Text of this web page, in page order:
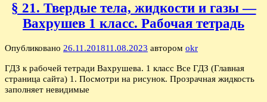
§ 21. Твердые тела, жидкости и газы —
Вахрушев 1 класс. Рабочая тетрадь
Опубликовано 26.11.201811.08.2023 автором okr
ГДЗ к рабочей тетради Вахрушева. 1 класс Все ГДЗ (Главная
страница сайта) 1. Посмотри на рисунок. Прозрачная жидкость
заполняет невидимые